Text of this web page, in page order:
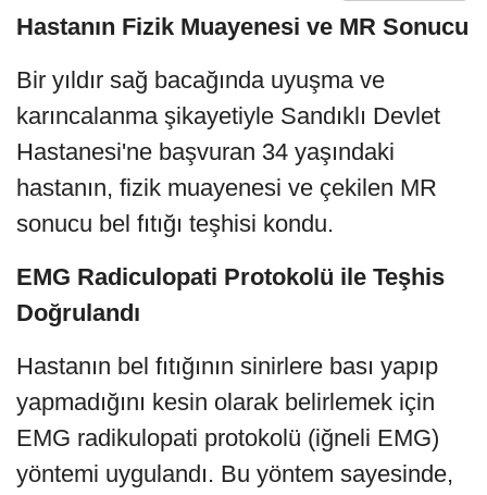
Hastanın Fizik Muayenesi ve MR Sonucu
Bir yıldır sağ bacağında uyuşma ve
karıncalanma şikayetiyle Sandıklı Devlet
Hastanesi'ne başvuran 34 yaşındaki
hastanın, fizik muayenesi ve çekilen MR
sonucu bel fıtığı teşhisi kondu.
EMG Radiculopati Protokolü ile Teşhis
Doğrulandı
Hastanın bel fıtığının sinirlere bası yapıp
yapmadığını kesin olarak belirlemek için
EMG radikulopati protokolü (iğneli EMG)
yöntemi uygulandı. Bu yöntem sayesinde,